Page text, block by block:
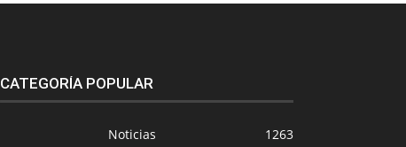
CATEGORÍA POPULAR
Noticias
1263